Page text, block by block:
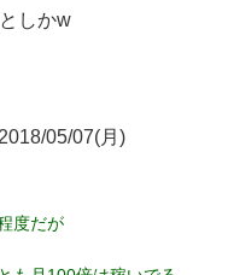
しかw
2018/05/07(月)
度だが